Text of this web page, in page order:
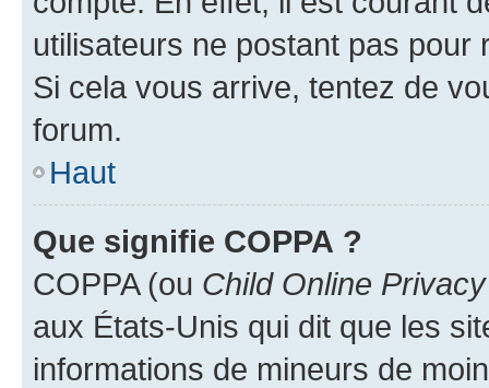
utilisateurs ne postant pas pour
Si cela vous arrive, tentez de
forum.
Haut
Que signifie COPPA ?
COPPA (ou Child Online
aux États-Unis qui dit que les
informations de mineurs de